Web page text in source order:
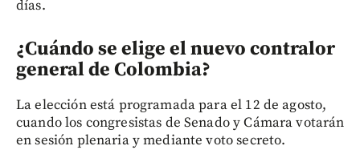
días.
¿Cuándo se elige el nuevo contralor
general de Colombia?
La elección está programada para el 12 de agosto,
cuando los congresistas de Senado y Cámara votarán
en sesión plenaria y mediante voto secreto.